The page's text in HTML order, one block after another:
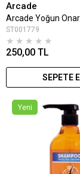
Arcade
ST001779
★ ★ ★ ★ ★
250,00 TL
SEPETE
Yeni